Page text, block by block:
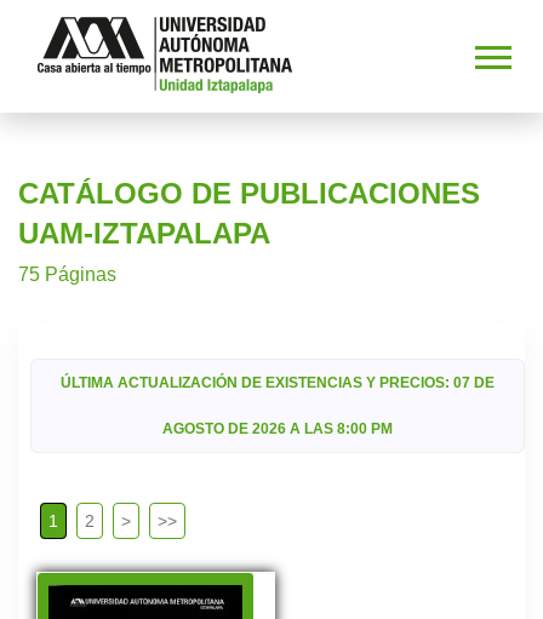
CATÁLOGO DE PUBLICACIONES
UAM-IZTAPALAPA
75 Páginas
ÚLTIMA ACTUALIZACIÓN DE EXISTENCIAS Y PRECIOS: 07 DE
AGOSTO DE 2026 A LAS 8:00 PM
1 2 > >>